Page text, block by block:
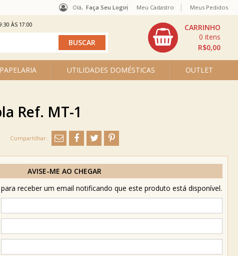
Olá, Faça Seu Login
PAPELARIA UTILIDADES DOMÉSTICAS OUTLET
R$0,00
0
Meu Cadastro Meus Pedidos
ÀS 17:00
Ref. MT-1
AVISE-ME AO CHEGAR
receber um email notificando que este produto está disponível.